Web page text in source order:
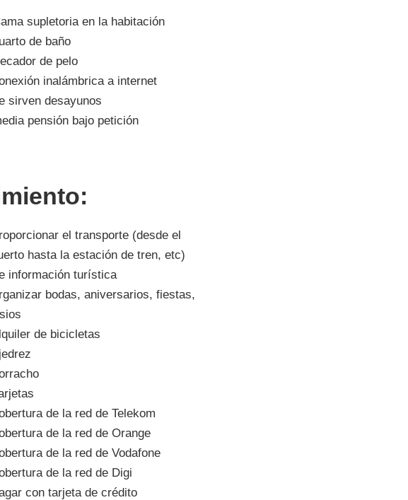
supletoria en la habitación
de baño
de pelo
inalámbrica a internet
sirven desayunos
pensión bajo petición
el transporte (desde el
hasta la estación de tren, etc)
información turística
bodas, aniversarios, fiestas,
de bicicletas
de la red de Telekom
de la red de Orange
de la red de Vodafone
de la red de Digi
con tarjeta de crédito